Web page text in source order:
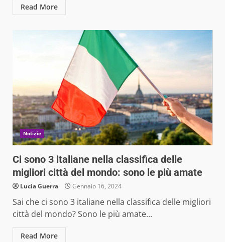
Read More
Notizie
Ci sono 3 italiane nella classifica delle
migliori città del mondo: sono le più amate
Lucia Guerra Gennaio 16, 2024
Sai che ci sono 3 italiane nella classifica delle migliori
città del mondo? Sono le più amate...
Read More